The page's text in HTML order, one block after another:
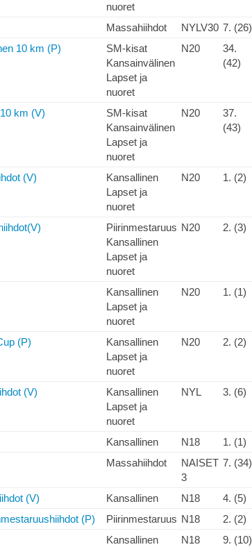
nuoret
Massahiihdot NYLV30 7. (26)
10 km (P)
SM-kisat
Kansainvälinen
Lapset ja
nuoret
N20
34.
(42)
km (V)
SM-kisat
Kansainvälinen
Lapset ja
nuoret
N20
37.
(43)
(V)
Kansallinen
Lapset ja
nuoret
N20 1. (2)
Piirinmestaruus
Kansallinen
Lapset ja
nuoret
N20 2. (3)
Kansallinen
Lapset ja
nuoret
N20 1. (1)
(P)
Kansallinen
Lapset ja
nuoret
N20 2. (2)
(V)
Kansallinen
Lapset ja
nuoret
NYL 3. (6)
Kansallinen N18
1. (1)
Massahiihdot
NAISET
3
7. (34)
(V) Kansallinen N18
4. (5)
(P) Piirinmestaruus N18
2. (2)
Kansallinen
N18 9. (10)